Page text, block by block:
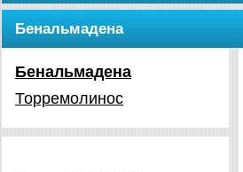
Бенальмадена
Бенальмадена
Торремолинос